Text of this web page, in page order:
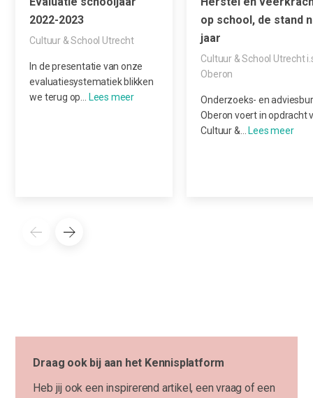
2022-2023
Cultuur & School Utrecht
In de presentatie van onze
evaluatiesystematiek blikken
we terug op…
op school, de stand
jaar
Cultuur & School Utrecht
Oberon
Onderzoeks- en
Oberon voert in opdracht
Cultuur &…
Draag ook bij aan het Kennisplatform
Heb jij ook een inspirerend artikel, een vraag of een